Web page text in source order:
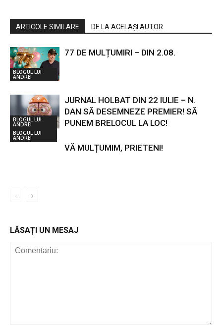
ARTICOLE SIMILARE DE LA ACELAȘI AUTOR
BLOGUL LUI
ANDREI
77 DE MULȚUMIRI – DIN 2.08.
BLOGUL LUI
ANDREI
JURNAL HOLBAT DIN 22 IULIE – N.
DAN SĂ DESEMNEZE PREMIER! SĂ
PUNEM BRELOCUL LA LOC!
BLOGUL LUI
ANDREI
VĂ MULȚUMIM, PRIETENI!
LĂSAȚI UN MESAJ